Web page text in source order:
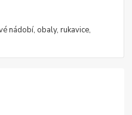
nádobí, obaly, rukavice,